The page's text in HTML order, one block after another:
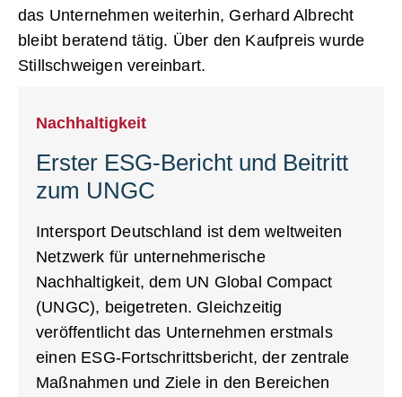
das Unternehmen weiterhin, Gerhard Albrecht
bleibt beratend tätig. Über den Kaufpreis wurde
Stillschweigen vereinbart.
Nachhaltigkeit
Erster ESG-Bericht und Beitritt
zum UNGC
Intersport Deutschland ist dem weltweiten
Netzwerk für unternehmerische
Nachhaltigkeit, dem UN Global Compact
(UNGC), beigetreten. Gleichzeitig
veröffentlicht das Unternehmen erstmals
einen ESG-Fortschrittsbericht, der zentrale
Maßnahmen und Ziele in den Bereichen